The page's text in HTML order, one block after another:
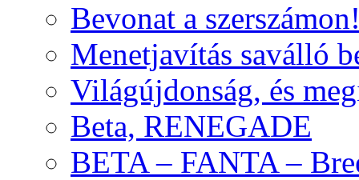
Bevonat a
Menetjavítás saválló
Világújdonság, és
Beta, RENEGADE
BETA – FANTA –